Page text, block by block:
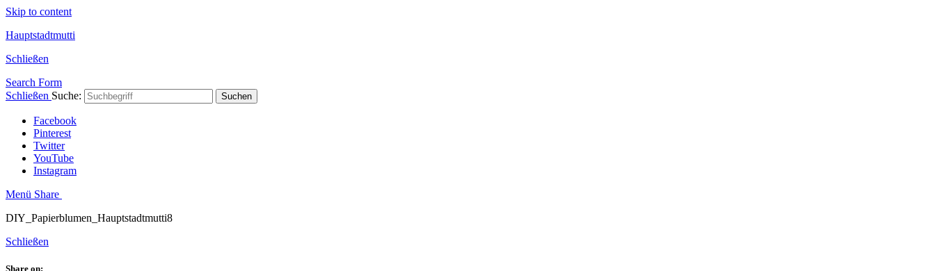
Skip to content
Hauptstadtmutti
Schließen
Search Form
Schließen Suche: Suchen
Facebook
Pinterest
Twitter
YouTube
Instagram
Menü Share
DIY_Papierblumen_Hauptstadtmutti8
Schließen
Share on: